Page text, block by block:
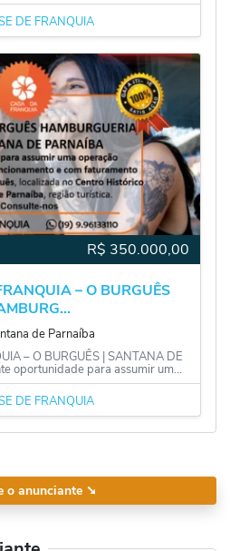
DE FRANQUIA
R$ 350.000,00
– O BURGUÊS
de Parnaíba
– O BURGUÊS | SANTANA DE
oportunidade para assumir um...
DE FRANQUIA
o anunciante ➘